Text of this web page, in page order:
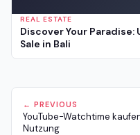
REAL ESTATE
Discover Your
Sale in Bali
← PREVIOUS
YouTube-Watchtime
Nutzung